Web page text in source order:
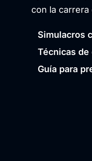
con la
Simulacros
Técnicas
Guía para